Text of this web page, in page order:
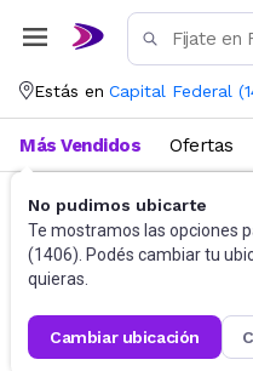
Estás en Capital Federal (
No pudimos ubicarte
Te mostramos las opciones
(1406). Podés cambiar tu
quieras.
cambiar ubicación
Más Vendidos Ofertas
Cocina Pavas eléctricas